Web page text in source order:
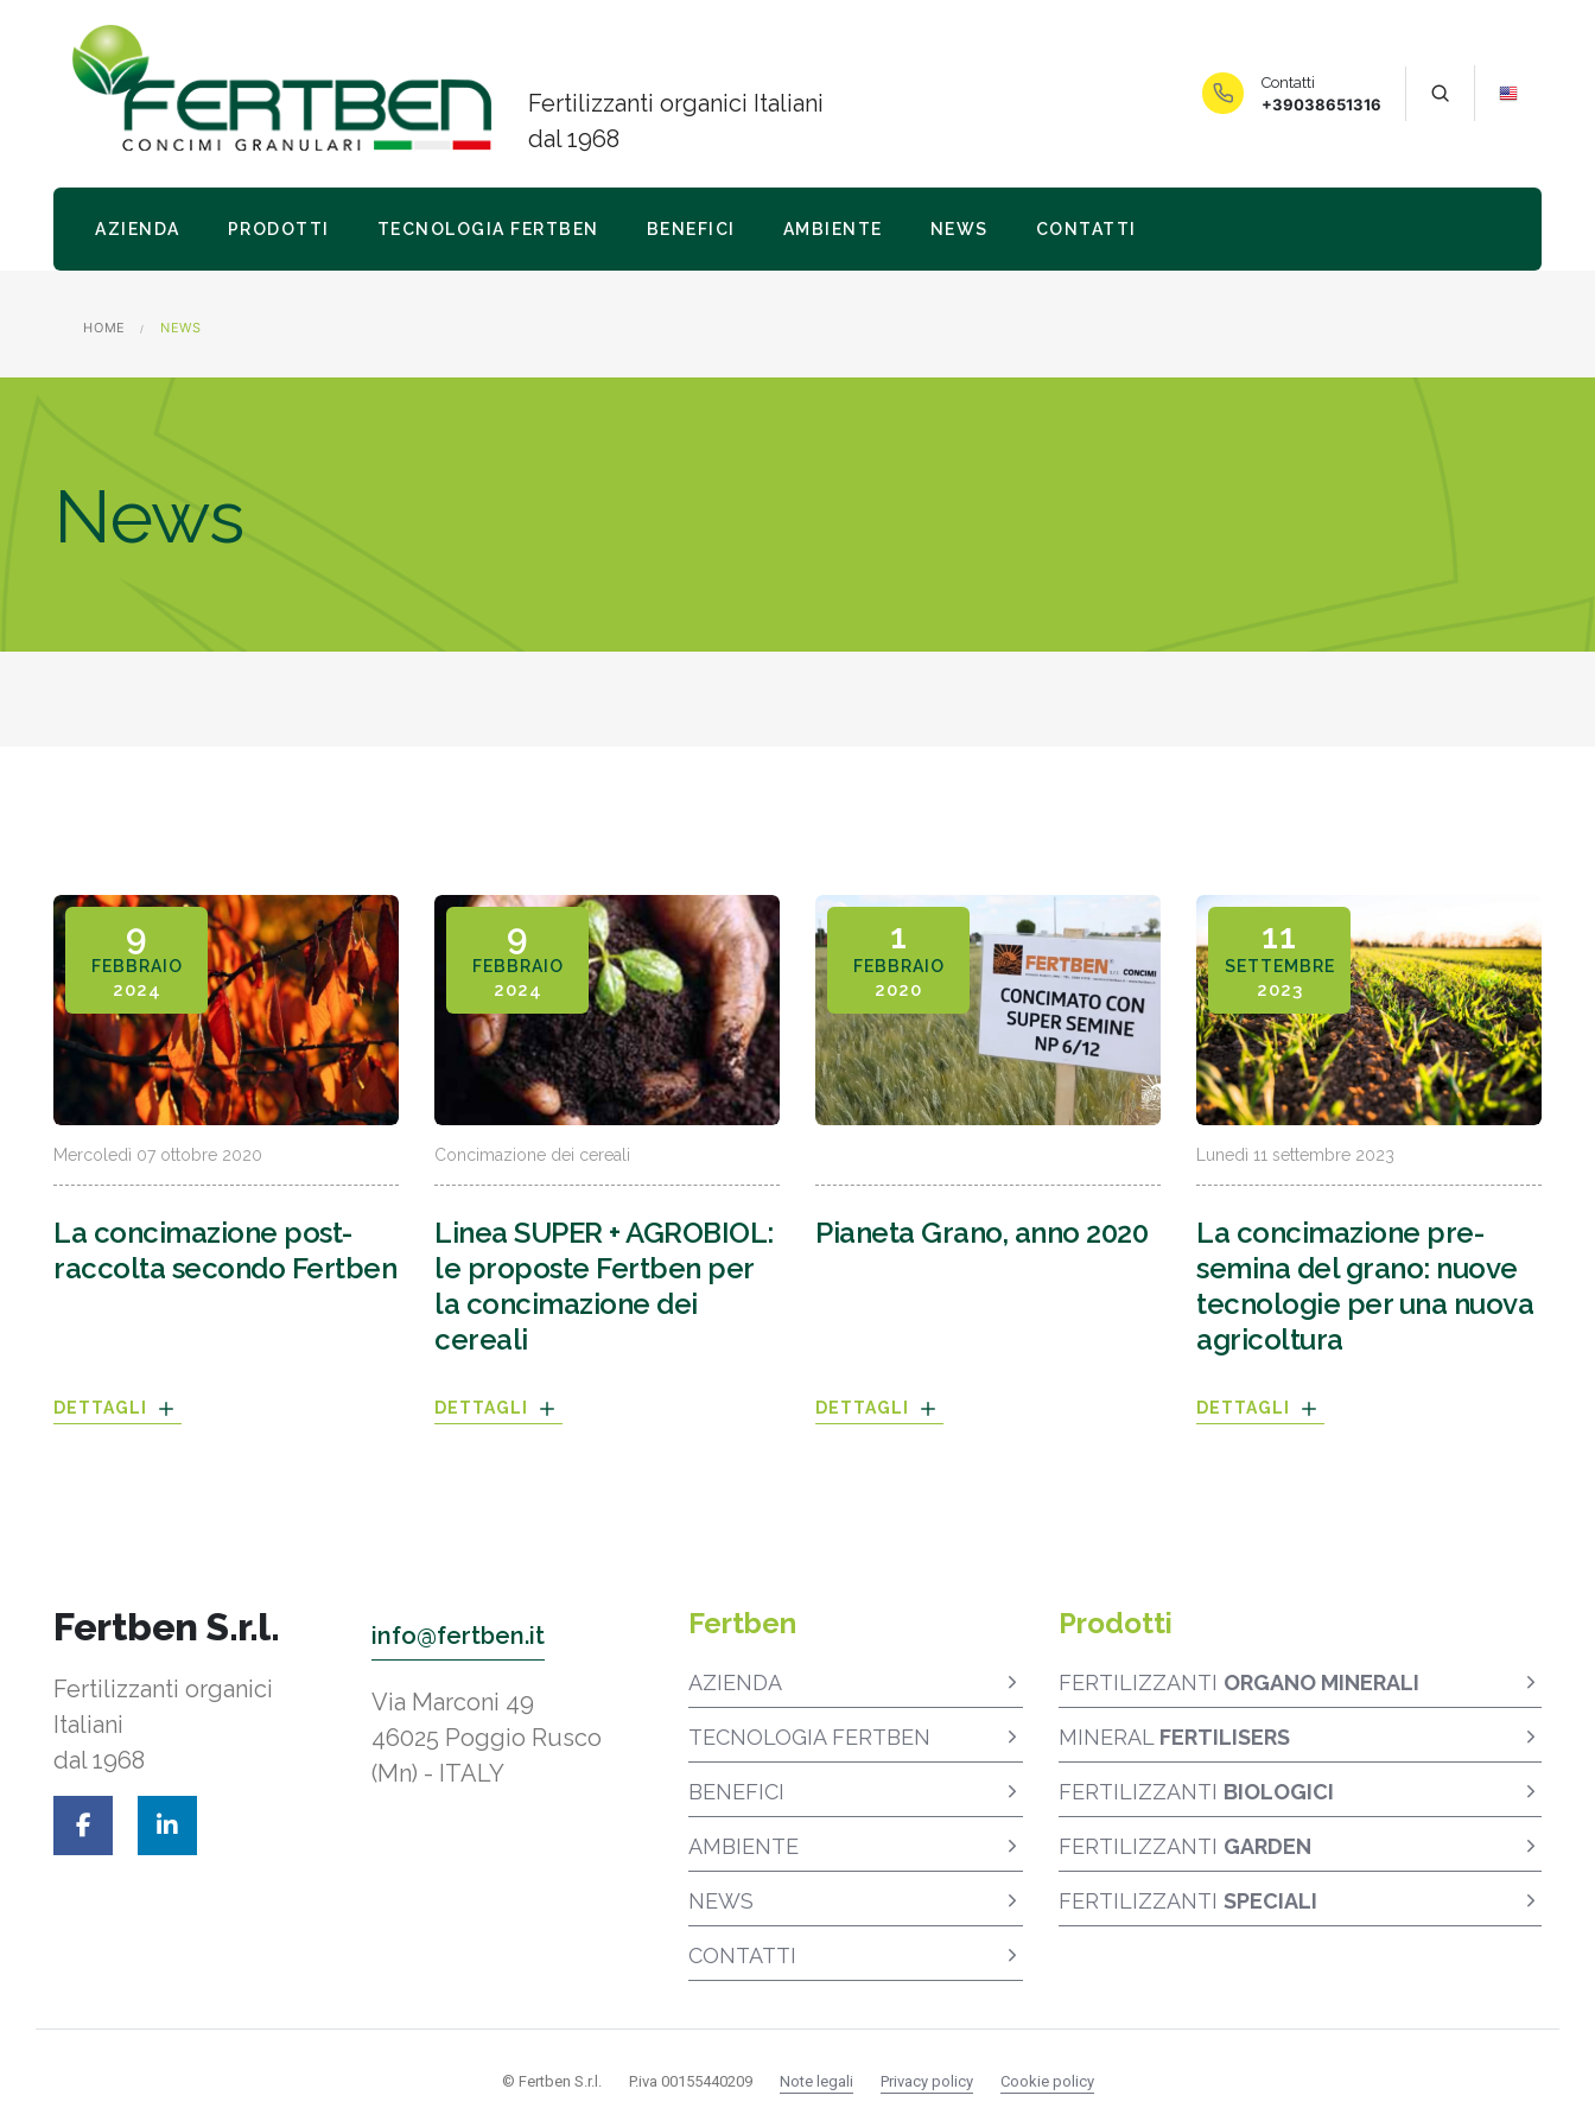
Fertilizzanti organici Italiani
dal 1968
Contatti
+39038651316
AZIENDA PRODOTTI TECNOLOGIA FERTBEN BENEFICI AMBIENTE NEWS CONTATTI
HOME NEWS
News
9
FEBBRAIO
2024
Mercoledì 07 ottobre 2020
La concimazione post-
raccolta secondo Fertben
DETTAGLI
9
FEBBRAIO
2024
Concimazione dei cereali
Linea SUPER + AGROBIOL:
le proposte Fertben per
la concimazione dei
cereali
DETTAGLI
1
FEBBRAIO
2020
Pianeta Grano, anno 2020
DETTAGLI
11
SETTEMBRE
2023
Lunedì 11 settembre 2023
La concimazione pre-
semina del grano: nuove
tecnologie per una nuova
agricoltura
DETTAGLI
Fertben S.r.l.
Fertilizzanti organici
Italiani
dal 1968
info@fertben.it
Via Marconi 49
46025 Poggio Rusco
(Mn) - ITALY
Fertben
AZIENDA
TECNOLOGIA FERTBEN
BENEFICI
AMBIENTE
NEWS
CONTATTI
Prodotti
FERTILIZZANTI ORGANO MINERALI
MINERAL FERTILISERS
FERTILIZZANTI BIOLOGICI
FERTILIZZANTI GARDEN
FERTILIZZANTISPECIALI
© Fertben S.r.l. P.iva 00155440209 Note legali Privacy policy Cookie policy